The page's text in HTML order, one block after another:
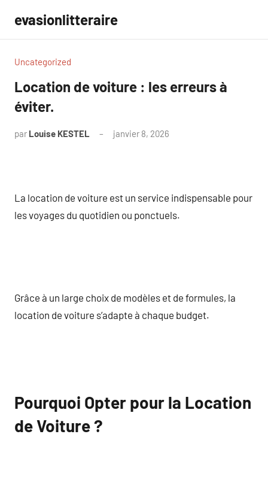
contenu
evasionlitteraire
Uncategorized
Location de voiture : les erreurs à
éviter.
par Louise KESTEL janvier 8, 2026
La location de voiture est un service indispensable pour
les voyages du quotidien ou ponctuels.
Grâce à un large choix de modèles et de formules, la
location de voiture s’adapte à chaque budget.
Pourquoi Opter pour la Location
de Voiture ?